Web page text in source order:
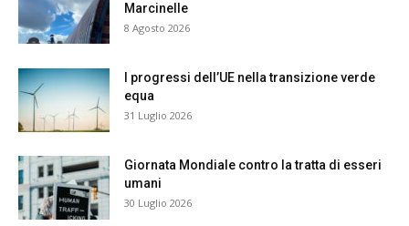
Marcinelle
8 Agosto 2026
I progressi dell’UE nella transizione verde
equa
31 Luglio 2026
Giornata Mondiale contro la tratta di esseri
umani
30 Luglio 2026